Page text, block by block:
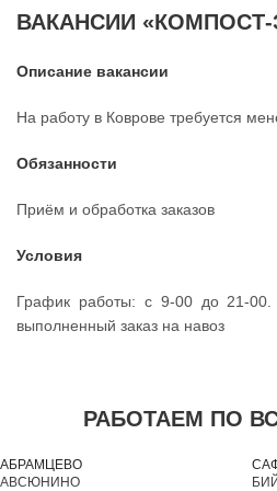
ВАКАНСИИ «КОМПОСТ-
Описание вакансии
На работу в Коврове требуется
Обязанности
Приём и обработка заказов
Условия
График работы: с 9-00 до 21-00.
выполненный заказ на навоз
РАБОТАЕМ ПО
АБРАМЦЕВО
АВСЮНИНО